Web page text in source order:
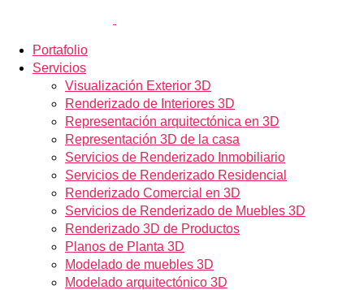
Portafolio
Servicios
Visualización Exterior 3D
Renderizado de Interiores 3D
Representación arquitectónica en 3D
Representación 3D de la casa
Servicios de Renderizado Inmobiliario
Servicios de Renderizado Residencial
Renderizado Comercial en 3D
Servicios de Renderizado de Muebles 3D
Renderizado 3D de Productos
Planos de Planta 3D
Modelado de muebles 3D
Modelado arquitectónico 3D